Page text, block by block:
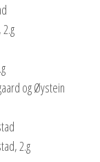
og Øystein
2.g